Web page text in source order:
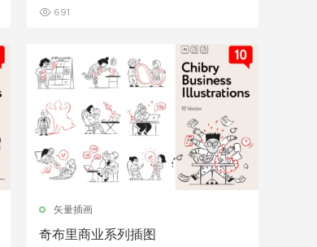
691
矢量插画
奇布里商业系列插图